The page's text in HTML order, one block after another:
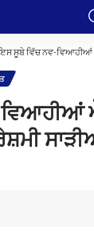
ਸੂਬੇ ਵਿੱਚ ਨਵ-ਵਿਆਹੀਆਂ ਔਰਤਾਂ ਨੂੰ ਮਿਲੇਗਾ ਸੋਨਾ